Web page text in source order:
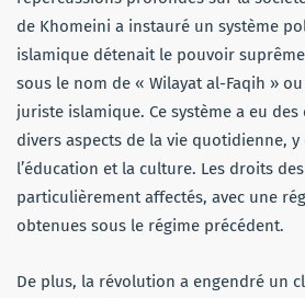
de Khomeini a instauré un système
islamique détenait le pouvoir
sous le nom de « Wilayat al-Faqih »
juriste islamique. Ce système a eu
divers aspects de la vie quotidienne,
l’éducation et la culture. Les droits
particulièrement affectés, avec une
obtenues sous le régime précédent.
De plus, la révolution a engendré un